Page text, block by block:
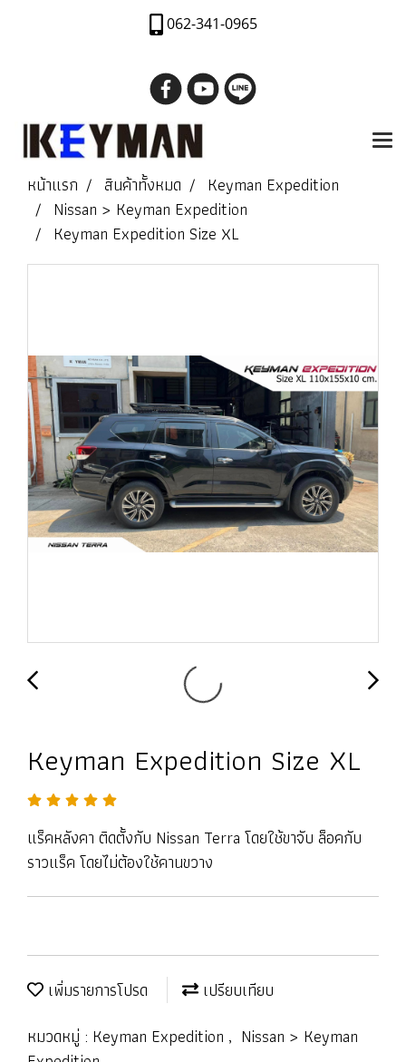
062-341-0965
หน้าแรก สินค้าทั้งหมด
Keyman Expedition
Nissan > Keyman Expedition
Keyman Expedition Size XL
Keyman Expedition Size XL
แร็คหลังคา ติดตั้งกับ Nissan Terra โดยใช้ขาจับ ล็อคกับ
ราวแร็ค โดยไม่ต้องใช้คานขวาง
เพิ่มรายการโปรด
เปรียบเทียบ
หมวดหมู่ : Keyman Expedition , Nissan > Keyman